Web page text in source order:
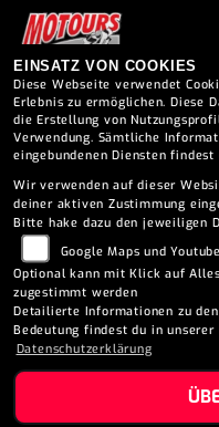
EINSATZ VON COOKIES
Diese Webseite verwendet
Erlebnis zu ermöglichen. Diese
die Erstellung von
Verwendung. Sämtliche
eingebundenen Diensten findest
Wir verwenden auf dieser
deiner aktiven Zustimmung
Bitte hake dazu den jeweiligen
Google Maps und Youtube
Optional kann mit Klick auf
zugestimmt werden
Detailierte Informationen zu
Bedeutung findest du in unserer
Datenschutzerklärung